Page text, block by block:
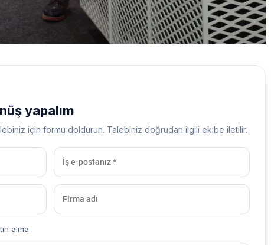
yapalım
için formu doldurun. Talebiniz doğrudan ilgili ekibe iletilir.
alma